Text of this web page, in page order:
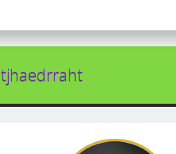
tjhaedrraht